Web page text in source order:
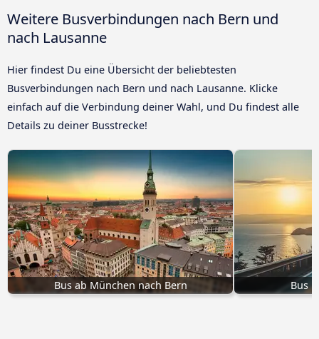
Weitere Busverbindungen nach Bern und
nach Lausanne
Hier findest Du eine Übersicht der beliebtesten
Busverbindungen nach Bern und nach Lausanne. Klicke
einfach auf die Verbindung deiner Wahl, und Du findest alle
Details zu deiner Busstrecke!
Bus ab München nach Bern Bus